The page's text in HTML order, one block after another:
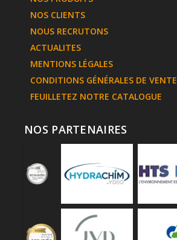
NOS CLIENTS
NOUS RECRUTONS
ACTUALITES
MENTIONS LÉGALES
CONDITIONS GÉNÉRALES DE VENTE
FEUILLETEZ NOTRE CATALOGUE
NOS PARTENAIRES